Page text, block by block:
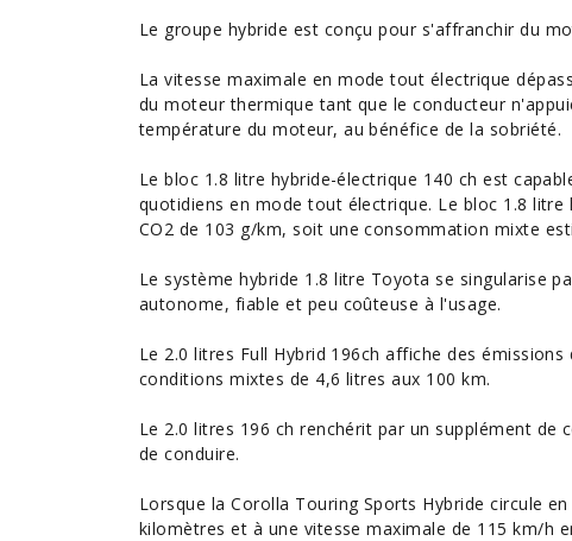
Le groupe hybride est conçu pour s'affranchir du
La vitesse maximale en mode tout électrique
du moteur thermique tant que le conducteur
température du moteur, au bénéfice de la sobriété.
Le bloc 1.8 litre hybride-électrique 140 ch est
quotidiens en mode tout électrique. Le bloc 1.8
CO2 de 103 g/km, soit une consommation mixte
Le système hybride 1.8 litre Toyota se singularise
autonome, fiable et peu coûteuse à l'usage.
Le 2.0 litres Full Hybrid 196ch affiche des
conditions mixtes de 4,6 litres aux 100 km.
Le 2.0 litres 196 ch renchérit par un supplément
de conduire.
Lorsque la Corolla Touring Sports Hybride circule
kilomètres et à une vitesse maximale de 115 km/h